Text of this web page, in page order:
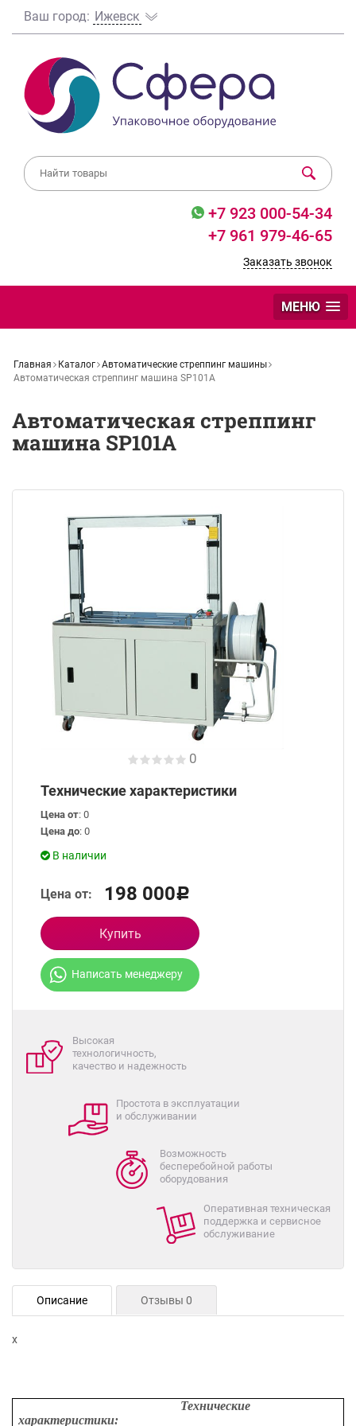
Ваш город: Ижевск
+7 923 000-54-34
+7 961 979-46-65
Заказать звонок
МЕНЮ
Главная Каталог Автоматические стреппинг машины
Автоматическая стреппинг машина SP101A
Автоматическая стреппинг
машина SP101A
0
Технические характеристики
Цена от: 0
Цена до: 0
В наличии
Цена от: 198 000Р
Купить
Написать менеджеру
Высокая
технологичность,
качество и надежность
Простота в эксплуатации
и обслуживании
Возможность
бесперебойной работы
оборудования
Оперативная техническая
поддержка и сервисное
обслуживание
Описание Отзывы 0
x
Технические
характеристики: